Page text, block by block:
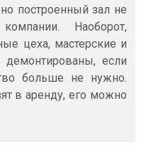
построенный зал не
Наоборот,
цеха, мастерские и
демонтированы, если
больше не нужно.
в аренду, его можно